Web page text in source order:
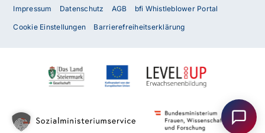
Haben Sie Fragen oder benötigen Sie
Unser Team ist gerne für Sie da! Nehmen Sie jetzt
Kontakt mit uns auf – wir freuen uns auf Ihre Anfrage.
Impressum Datenschutz AGB bfi Whistleblower Portal
Cookie Einstellungen Barrierefreiheitserklärung